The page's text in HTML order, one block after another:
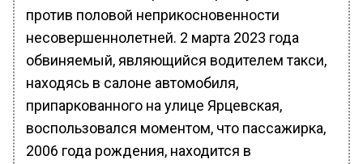
против половой неприкосновенности
несовершеннолетней. 2 марта 2023 года
обвиняемый, являющийся водителем такси,
находясь в салоне автомобиля,
припаркованного на улице Ярцевская,
воспользовался моментом, что пассажирка,
2006 года рождения, находится в